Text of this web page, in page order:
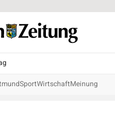
SportWirtschaftMeinung